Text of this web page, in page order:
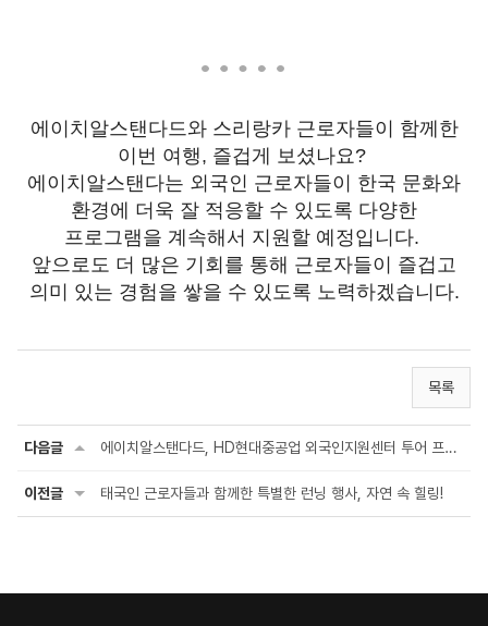
에이치알스탠다드와 스리랑카 근로자들이 함께한
이번 여행, 즐겁게 보셨나요?
에이치알스탠다는 외국인 근로자들이 한국 문화와
환경에 더욱 잘 적응할 수 있도록 다양한
프로그램을 계속해서 지원할 예정입니다.
앞으로도 더 많은 기회를 통해 근로자들이 즐겁고
의미 있는 경험을 쌓을 수 있도록 노력하겠습니다.
목록
다음글 에이치알스탠다드, HD현대중공업 외국인지원센터 투어 프로그램
이전글 태국인 근로자들과 함께한 특별한 런닝 행사, 자연 속 힐링!